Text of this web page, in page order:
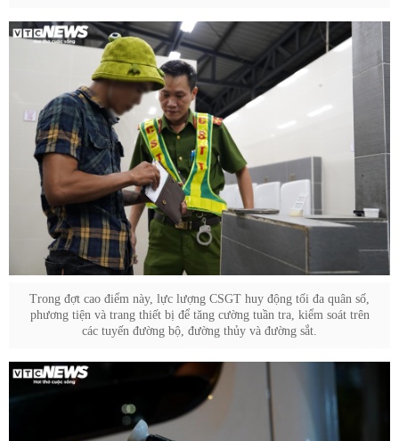
Trong đợt cao điểm này, lực lượng CSGT huy động tối đa quân số,
phương tiện và trang thiết bị để tăng cường tuần tra, kiểm soát trên
các tuyến đường bộ, đường thủy và đường sắt.